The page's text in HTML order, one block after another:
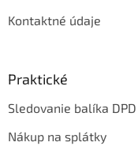
Kontaktné údaje
Praktické
Sledovanie balíka DPD
Nákup na splátky